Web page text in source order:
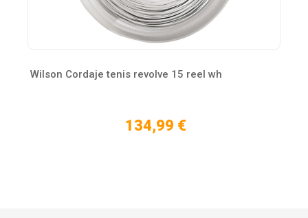
Wilson Cordaje tenis revolve 15 reel wh
134,99 €